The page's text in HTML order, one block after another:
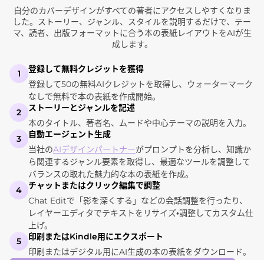
自分のカバーデザインがすべての著者にアクセスしやすくなりま
した。ストーリー、ジャンル、スタイルを説明するだけで、テー
マ、読者、出版フォーマットに合う本の表紙レイアウトをAIが生
成します。
1
登録して無料クレジットを獲得
登録して50の無料AIクレジットを取得し、ウォーターマーク
なしで無料で本の表紙を作成開始。
2
ストーリーとジャンルを記述
本のタイトル、著者名、ムードや中心テーマの説明を入力。
3
自動エージェント生成
当社のAIデザインパートナーがプロンプトを分析し、知識か
ら関連するジャンル要素を取得し、最適なツールを調整して
バランスの取れた魅力的な本の表紙を作成。
4
チャットまたはクリック編集で調整
Chat Editで「影を深くする」などの会話調整を行ったり、
レイヤーエディタでテキストをリサイズ・調整してカスタム仕
上げ。
5
印刷またはKindle用にエクスポート
印刷またはデジタル用にAI生成の本の表紙をダウンロード。